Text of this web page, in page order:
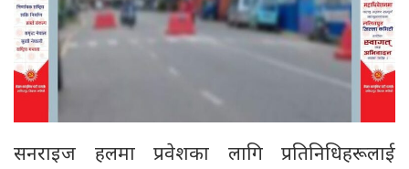
सनराइज हलमा प्रवेशका लागि प्रतिनिधिहरूलाई